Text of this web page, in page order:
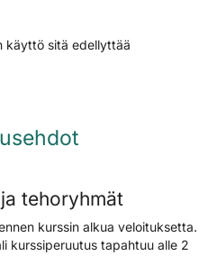
käyttö sitä edellyttää
tehoryhmät
kurssin alkua veloituksetta.
kurssiperuutus tapahtuu alle 2